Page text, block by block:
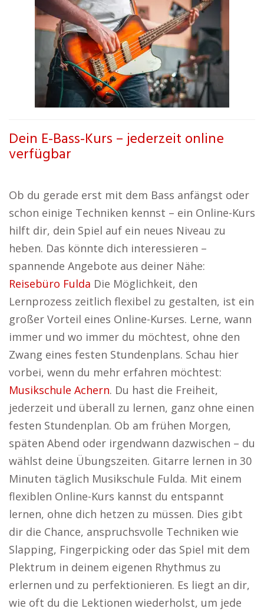
Dein E-Bass-Kurs – jederzeit online
verfügbar
Ob du gerade erst mit dem Bass anfängst oder
schon einige Techniken kennst – ein Online-Kurs
hilft dir, dein Spiel auf ein neues Niveau zu
heben. Das könnte dich interessieren –
spannende Angebote aus deiner Nähe:
Reisebüro Fulda Die Möglichkeit, den
Lernprozess zeitlich flexibel zu gestalten, ist ein
großer Vorteil eines Online-Kurses. Lerne, wann
immer und wo immer du möchtest, ohne den
Zwang eines festen Stundenplans. Schau hier
vorbei, wenn du mehr erfahren möchtest:
Musikschule Achern. Du hast die Freiheit,
jederzeit und überall zu lernen, ganz ohne einen
festen Stundenplan. Ob am frühen Morgen,
späten Abend oder irgendwann dazwischen – du
wählst deine Übungszeiten. Gitarre lernen in 30
Minuten täglich Musikschule Fulda. Mit einem
flexiblen Online-Kurs kannst du entspannt
lernen, ohne dich hetzen zu müssen. Dies gibt
dir die Chance, anspruchsvolle Techniken wie
Slapping, Fingerpicking oder das Spiel mit dem
Plektrum in deinem eigenen Rhythmus zu
erlernen und zu perfektionieren. Es liegt an dir,
wie oft du die Lektionen wiederholst, um jede